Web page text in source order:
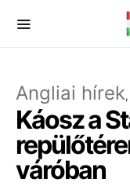
Angliai hírek
Káosz a
váróban